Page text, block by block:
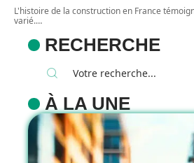
L'histoire de la construction en France
varié.…
RECHERCHE
À LA UNE